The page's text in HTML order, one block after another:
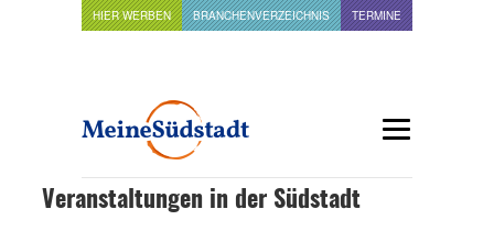
HIER WERBEN BRANCHENVERZEICHNIS TERMINE
Veranstaltungen in der Südstadt